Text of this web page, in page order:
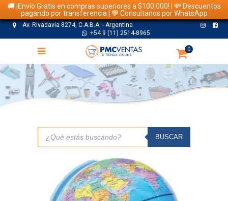
🚚 ¡Envío Gratis en compras superiores a $100.000! | 💸 Descuentos
pagando por transferencia | 💬 Consultanos por WhatsApp
Av. Rivadavia 8274, C.A.B.A. - Argentina
+54 9 (11) 2514-8965
0
TIENDA
Búsqueda
productos
BUSCAR